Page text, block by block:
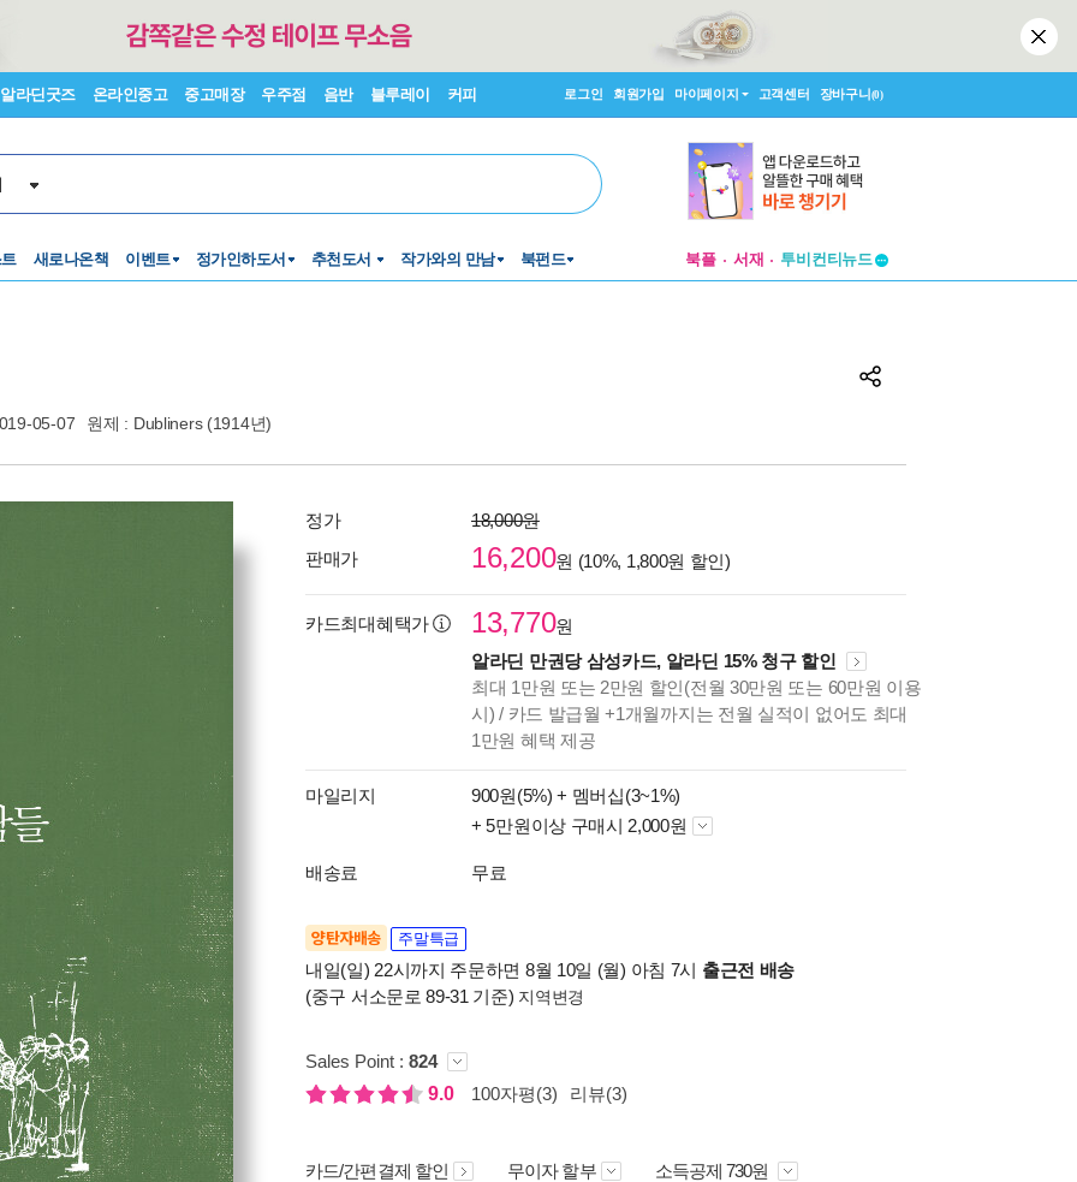
알라딘굿즈 온라인중고 중고매장 우주점 음반 블루레이 커피 로그인 회원가입 마이페이지 고객센터 장바구니(0)
새로나온책 이벤트 정가인하도서 추천도서 작가와의 만남 북펀드 북플 서재
투비컨티뉴드
05-07 원제 : Dubliners (1914년)
정가
18,000원
판매가
16,200원 (10%, 1,800원 할인)
카드최대혜택가 13,770원
알라딘 만권당 삼성카드, 알라딘 15% 청구 할인
최대 1만원 또는 2만원 할인(전월 30만원 또는 60만원 이용
시) / 카드 발급월 +1개월까지는 전월 실적이 없어도 최대
1만원 혜택 제공
마일리지 900원(5%) + 멤버십(3~1%)
+ 5만원이상 구매시 2,000원
배송료 무료
양탄자배송 주말특급
내일(일) 22시까지 주문하면 8월 10일 (월) 아침 7시 출근전 배송
(중구 서소문로 89-31 기준) 지역변경
Sales Point : 824
9.0
100자평(3) 리뷰(3)
카드/간편결제 할인 무이자 할부 소득공제 730원